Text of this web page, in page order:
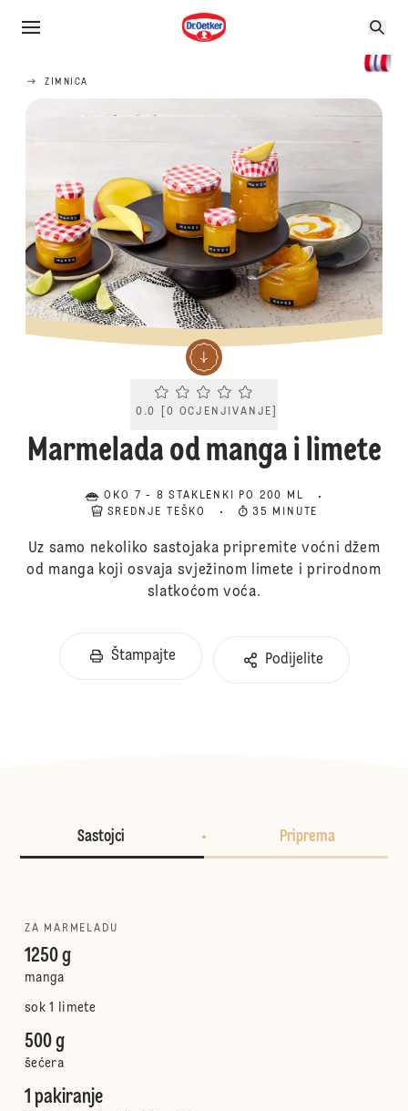
ZIMNICA
Current rating 0.0. Click to rate.
0.0 [0 OCJENJIVANJE
Marmelada od manga i limete
OKO 7 - 8 STAKLENKI PO 200 ML
SREDNJE TEŠKO
35 MINUTE
Uz samo nekoliko sastojaka pripremite voćni džem
od manga koji osvaja svježinom limete i prirodnom
slatkoćom voća.
Štampajte Podijelite
Sastojci Priprema
ZA MARMELADU
1250 g
manga
sok 1 limete
500 g
šećera
1 pakiranje